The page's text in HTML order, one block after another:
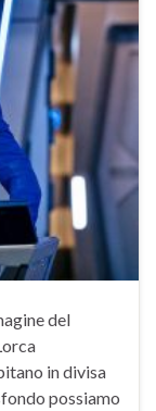
del
in divisa
possiamo